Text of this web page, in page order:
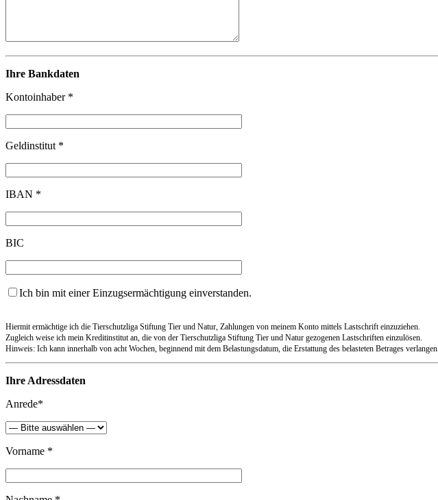
Ihre Bankdaten
Kontoinhaber *
Geldinstitut *
IBAN *
BIC
Ich bin mit einer Einzugsermächtigung einverstanden.
Hiermit ermächtige ich die Tierschutzliga Stiftung Tier und Natur, Zahlungen von meinem Konto mittels Lastschrift einzuziehen.
Zugleich weise ich mein Kreditinstitut an, die von der Tierschutzliga Stiftung Tier und Natur gezogenen Lastschriften einzulösen.
Hinweis: Ich kann innerhalb von acht Wochen, beginnend mit dem Belastungsdatum, die Erstattung des belasteten Betrages verlangen.
Ihre Adressdaten
Anrede*
Vorname *